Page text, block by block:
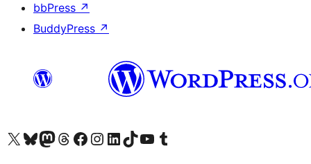
bbPress ↗
BuddyPress ↗
Visit our X (formerly Twitter) account
Visit our Bluesky account
Twitter csatornánk
Visit our Threads account
Facebook oldalunk megtekintése
Visit our Instagram account
Visit our LinkedIn account
Visit our TikTok account
Visit our YouTube channel
Visit our Tumblr account